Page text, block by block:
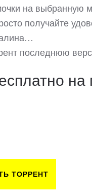
на выбранную
получайте
последнюю
на
ТОРРЕНТ